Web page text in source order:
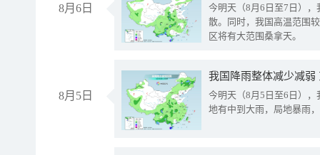
8月6日
今明天（8月6日至7日）
散。同时，我国高温范围
区将有大范围桑拿天。
8月5日
我国降雨整体减少减弱
今明天（8月5日至6日）
地有中到大雨，局地暴雨